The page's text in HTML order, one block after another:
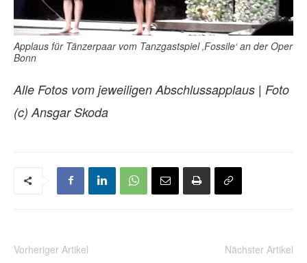
Applaus für Tänzerpaar vom Tanzgastspiel ‚Fossile‘ an der Oper
Bonn
Alle Fotos vom jeweiligen Abschlussapplaus | Foto
(c) Ansgar Skoda
Vorheriger Artikel Nächster Artikel